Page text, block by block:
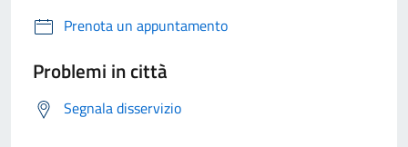
Prenota un appuntamento
Problemi in città
Segnala disservizio